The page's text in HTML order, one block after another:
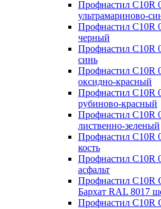
Профнастил С10R
ультрамариново-
Профнастил С10R
черный
Профнастил С10R
синь
Профнастил С10R
оксидно-красный
Профнастил С10R
рубиново-красный
Профнастил С10R
лиственно-зеленый
Профнастил С10R
кость
Профнастил С10R
асфальт
Профнастил С10R
Бархат RAL 8017
Профнастил С10R